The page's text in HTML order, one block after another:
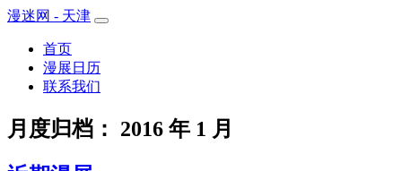
漫迷网 - 天津
首页
漫展日历
联系我们
月度归档： 2016 年 1 月